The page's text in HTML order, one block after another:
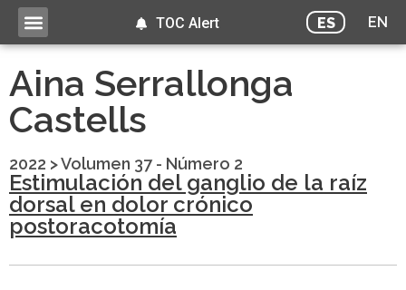
ES EN
TOC Alert
Aina Serrallonga
Castells
2022 >Volumen 37 - Número 2
Estimulación del ganglio de la raíz
dorsal en dolor crónico
postoracotomía